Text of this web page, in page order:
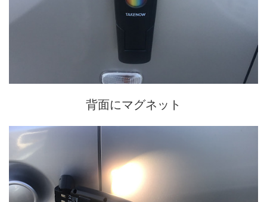
背面にマグネット